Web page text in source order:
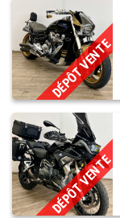
DÉPÔT VENTE
DÉPÔT VENTE